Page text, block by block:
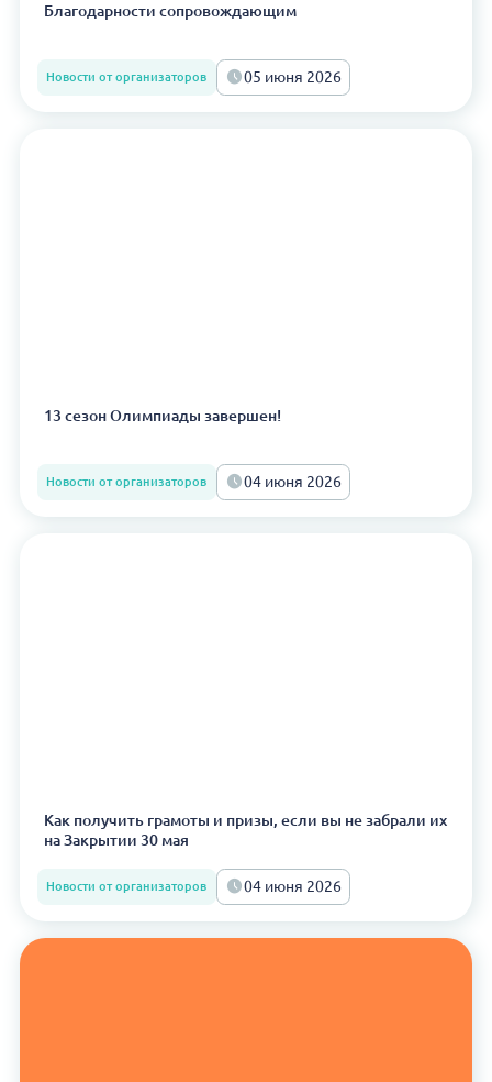
Благодарности сопровождающим
Новости от организаторов 05 июня 2026
13 сезон Олимпиады завершен!
Новости от организаторов 04 июня 2026
Как получить грамоты и призы, если вы не забрали их
на Закрытии 30 мая
Новости от организаторов 04 июня 2026